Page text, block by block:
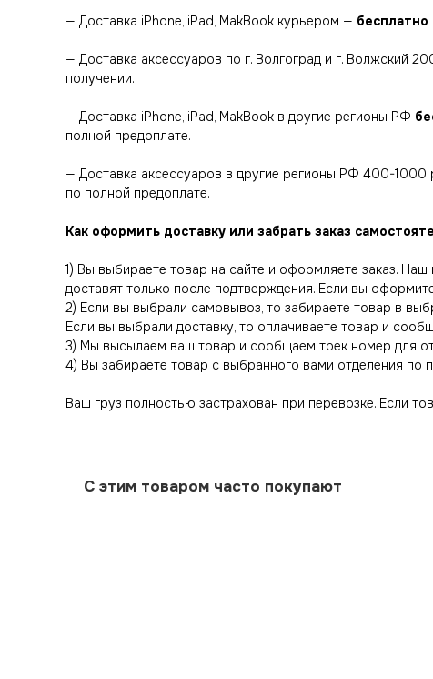
— Доставка iPhone, iPad, MakBook курьером — бесплатно
— Доставка аксессуаров по г. Волгоград и г. Волжский
получении.
— Доставка iPhone, iPad, MakBook в другие регионы РФ
полной предоплате.
— Доставка аксессуаров в другие регионы РФ 400-1000
по полной предоплате.
Как оформить доставку или забрать заказ
1) Вы выбираете товар на сайте и оформляете заказ.
доставят только после подтверждения. Если вы
2) Если вы выбрали самовывоз, то забираете товар в
Если вы выбрали доставку, то оплачиваете товар и
3) Мы высылаем ваш товар и сообщаем трек номер для
4) Вы забираете товар с выбранного вами отделения по
Ваш груз полностью застрахован при перевозке. Если
С этим товаром часто покупают